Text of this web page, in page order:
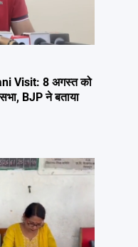
Visit: 8 अगस्त को
BJP ने बताया